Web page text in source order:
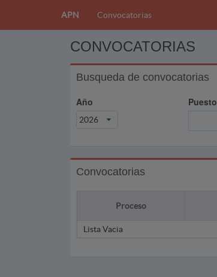
APN Convocatorias
CONVOCATORIAS
Busqueda de convocatorias
Año
2026
Puesto
Convocatorias
Proceso
Lista Vacia